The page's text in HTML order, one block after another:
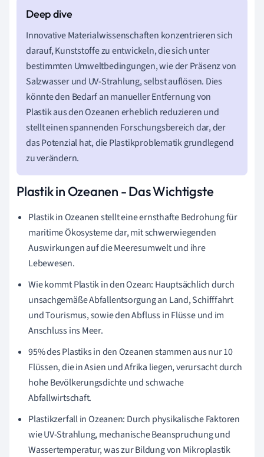
Innovative Materialwissenschaften konzentrieren sich
darauf, Kunststoffe zu entwickeln, die sich unter
bestimmten Umweltbedingungen, wie der Präsenz von
Salzwasser und UV-Strahlung, selbst auflösen. Dies
könnte den Bedarf an manueller Entfernung von
Plastik aus den Ozeanen erheblich reduzieren und
stellt einen spannenden Forschungsbereich dar, der
das Potenzial hat, die Plastikproblematik grundlegend
zu verändern.
Plastik in Ozeanen - Das Wichtigste
Plastik in Ozeanen stellt eine ernsthafte Bedrohung für
maritime Ökosysteme dar, mit schwerwiegenden
Auswirkungen auf die Meeresumwelt und ihre
Lebewesen.
Wie kommt Plastik in den Ozean: Hauptsächlich durch
unsachgemäße Abfallentsorgung an Land, Schifffahrt
und Tourismus, sowie den Abfluss in Flüsse und im
Anschluss ins Meer.
95% des Plastiks in den Ozeanen stammen aus nur 10
Flüssen, die in Asien und Afrika liegen, verursacht durch
hohe Bevölkerungsdichte und schwache
Abfallwirtschaft.
Plastikzerfall in Ozeanen: Durch physikalische Faktoren
wie UV-Strahlung, mechanische Beanspruchung und
Wassertemperatur, was zur Bildung von Mikroplastik